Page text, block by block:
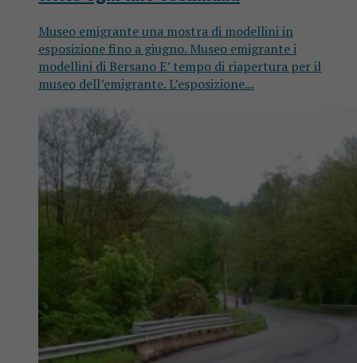
Museo emigrante una mostra di modellini in
esposizione fino a giugno. Museo emigrante i
modellini di Bersano E’ tempo di riapertura per il
museo dell’emigrante. L’esposizione...